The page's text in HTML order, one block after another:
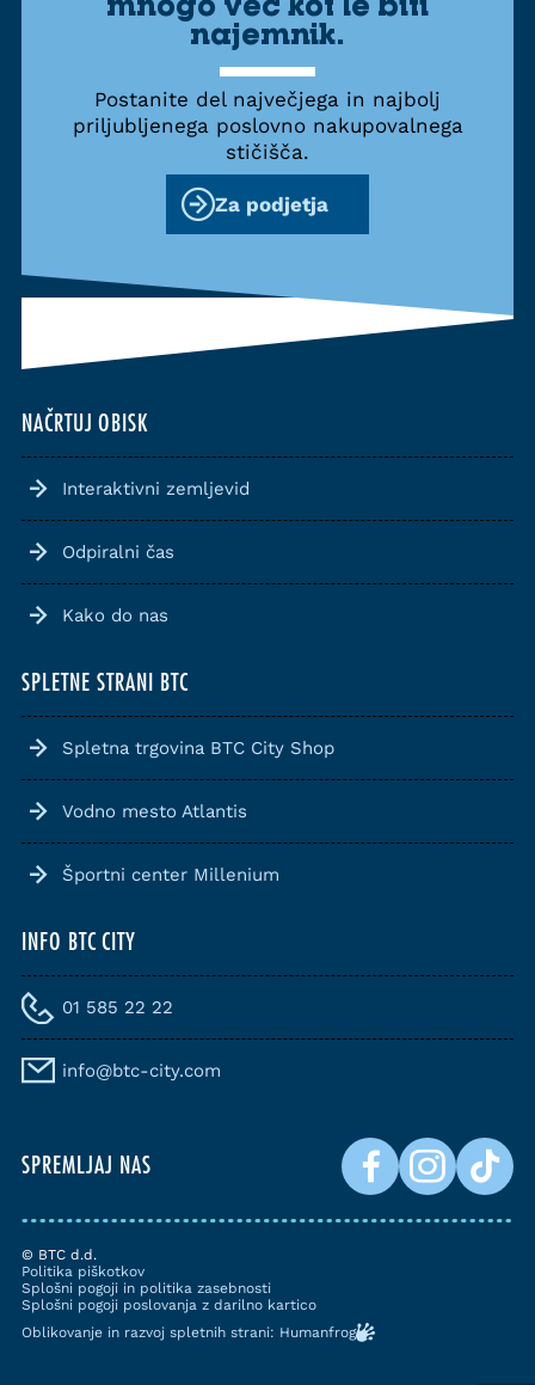
NAČRTUJ OBISK
Interaktivni zemljevid
Odpiralni čas
Kako do nas
SPLETNE STRANI BTC
Spletna trgovina BTC City Shop
Vodno mesto Atlantis
Športni center Millenium
INFO BTC CITY
01 585 22 22
info@btc-city.com
SPREMLJAJ NAS
© BTC d.d.
Politika piškotkov
Splošni pogoji in politika zasebnosti
Splošni pogoji poslovanja z darilno kartico
Oblikovanje in razvoj spletnih strani: Humanfrog
najemnik.
Postanite del največjega in najbolj
priljubljenega poslovno nakupovalnega
stičišča.
Za podjetja